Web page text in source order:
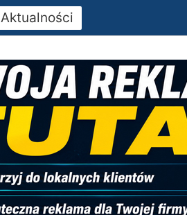
Aktualności